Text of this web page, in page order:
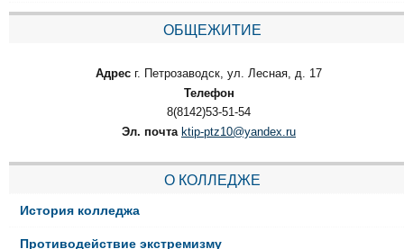
ОБЩЕЖИТИЕ
Адрес г. Петрозаводск, ул. Лесная, д. 17
Телефон
8(8142)53-51-54
Эл. почта ktip-ptz10@yandex.ru
О КОЛЛЕДЖЕ
История колледжа
Противодействие экстремизму